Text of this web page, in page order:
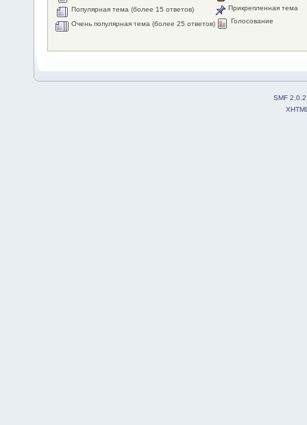
Популярная тема (более 15 ответов)
Очень популярная тема (более 25 ответов)
Прикрепленная тема
Голосование
SMF 2.0.2